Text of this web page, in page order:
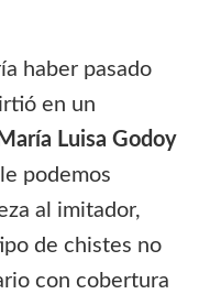
haber pasado
en un
María Luisa Godoy
podemos
al imitador,
de chistes no
con cobertura